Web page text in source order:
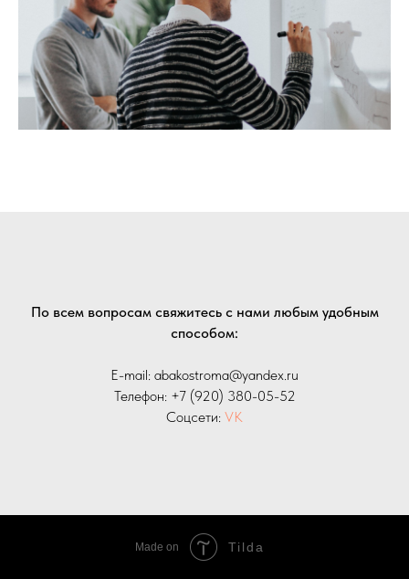
По всем вопросам свяжитесь с нами любым удобным
способом:
E-mail: abakostroma@yandex.ru
Телефон: +7 (920) 380-05-52
Соцсети: VK
Made on Tilda